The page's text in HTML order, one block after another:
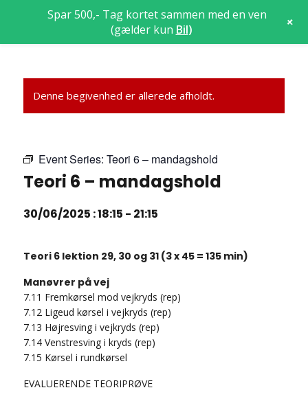
Denne begivenhed er allerede afholdt.
Event Series: Teori 6 – mandagshold
Teori 6 – mandagshold
30/06/2025 : 18:15 - 21:15
Teori 6 lektion 29, 30 og 31 (3 x 45 = 135 min)
Manøvrer på vej
7.11 Fremkørsel mod vejkryds (rep)
7.12 Ligeud kørsel i vejkryds (rep)
7.13 Højresving i vejkryds (rep)
7.14 Venstresving i kryds (rep)
7.15 Kørsel i rundkørsel
EVALUERENDE TEORIPRØVE
Spar 500,- Tag kortet sammen med en ven
(gælder kun Bil) +